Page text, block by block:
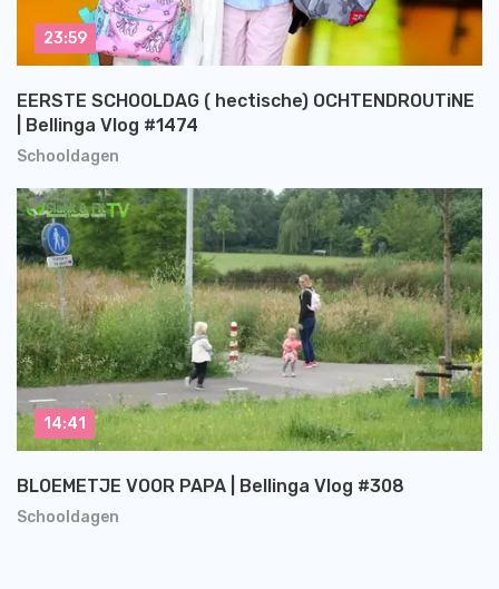
Schooldagen
EERSTE SCHOOLDAG ( hectische) OCHTENDROUTiNE
| Bellinga Vlog #1474
23:59
Schooldagen
BLOEMETJE VOOR PAPA | Bellinga Vlog #308
14:41